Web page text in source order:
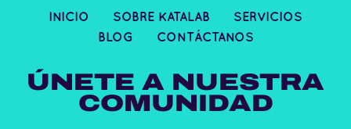
t
a
r
a
m
e
b
o
k
t
t
r
k
e
i
n
INICIO SOBRE KATALAB
SERVICIOS
BLOG
CONTÁCTANOS
ÚNETE A NUESTRA
COMUNIDAD